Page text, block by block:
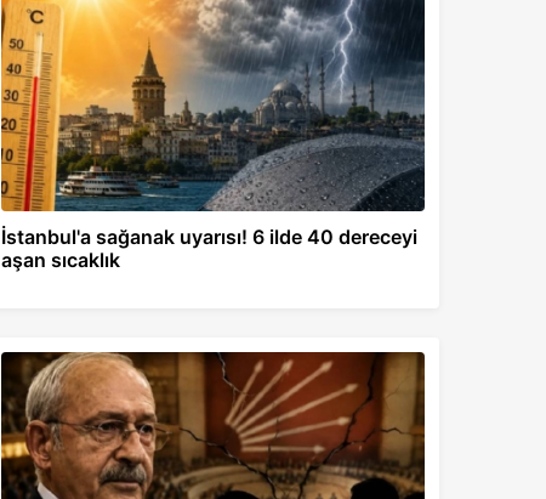
İstanbul'a sağanak uyarısı! 6 ilde 40 dereceyi
aşan sıcaklık